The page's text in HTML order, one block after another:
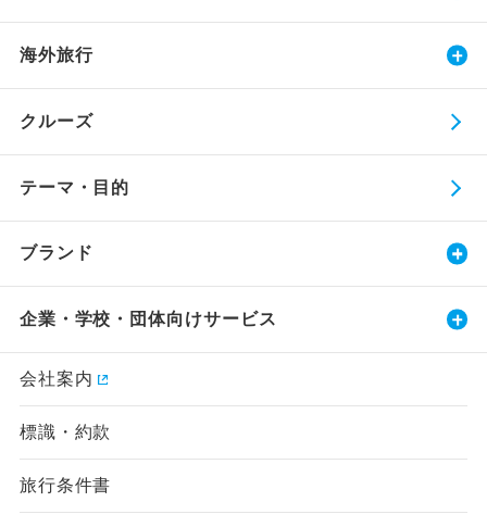
海外旅行
クルーズ
テーマ・目的
ブランド
企業・学校・団体向けサービス
会社案内
標識・約款
旅行条件書